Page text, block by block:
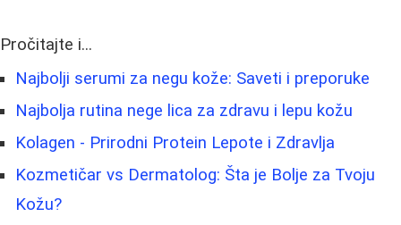
Pročitajte i...
Najbolji serumi za negu kože: Saveti i preporuke
Najbolja rutina nege lica za zdravu i lepu kožu
Kolagen - Prirodni Protein Lepote i Zdravlja
Kozmetičar vs Dermatolog: Šta je Bolje za Tvoju
Kožu?